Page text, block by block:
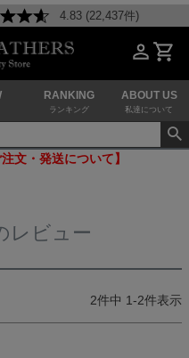
4.83 (22,437件)
RANKING
ランキング
ABOUT US
私達について
文・発送について】
レビュー
2件中 1-2件表示